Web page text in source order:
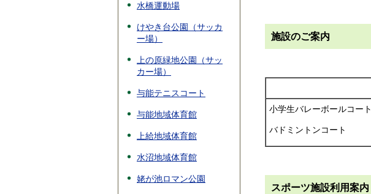
水橋運動場
けやき台公園（サッカ
ー場）
上の原緑地公園（サッ
カー場）
与能テニスコート
与能地域体育館
上給地域体育館
水沼地域体育館
姥が池ロマン公園
施設のご案内
小学生バレーボールコート
バドミントンコート
スポーツ施設利用案内